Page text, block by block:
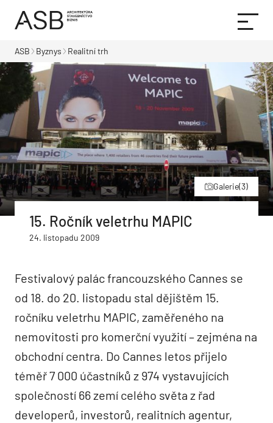
ASB Byznys Realitní trh
Galerie(3)
15. Ročník veletrhu MAPIC
24. listopadu 2009
Festivalový palác francouzského Cannes se
od 18. do 20. listopadu stal dějištěm 15.
ročníku veletrhu MAPIC, zaměřeného na
nemovitosti pro komerční využití – zejména na
obchodní centra. Do Cannes letos přijelo
téměř 7 000 účastníků z 974 vystavujících
společností 66 zemí celého světa z řad
developerů, investorů, realitních agentur,